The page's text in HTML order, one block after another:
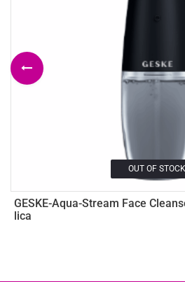
OUT OF STOCK
GESKE-Aqua-Stream Face
lica